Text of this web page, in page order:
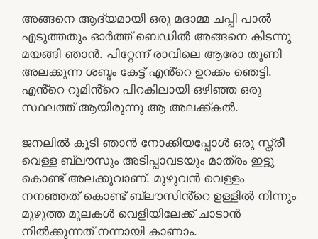
അങ്ങനെ ആദ്യമായി ഒരു മദാമ്മ ചപ്പി പാൽ
എടുത്തതും ഓർത്ത് ബെഡിൽ അങ്ങനെ കിടന്നു
മയങ്ങി ഞാൻ. പിറ്റേന്ന് രാവിലെ ആരോ തുണി
അലക്കുന്ന ശബ്ദം കേട്ട് എൻ്റെ ഉറക്കം ഞെട്ടി.
എൻ്റെ റൂമിൻ്റെ പിറകിലായി ഒഴിഞ്ഞ ഒരു
സ്ഥലത്ത് ആയിരുന്നു ആ അലക്ക്കൽ.
ജനലിൽ കൂടി ഞാൻ നോക്കിയപ്പോൾ ഒരു സ്ത്രീ
വെള്ള ബ്ലൗസും അടിപ്പാവടയും മാത്രം ഇട്ടു
കൊണ്ട് അലക്കുവാണ്. മുഴുവൻ വെള്ളം
നനഞ്ഞത് കൊണ്ട് ബ്ലൗസിൻ്റെ ഉള്ളിൽ നിന്നും
മുഴുത്ത മുലകൾ വെളിയിലേക്ക് ചാടാൻ
നിൽക്കുന്നത് നന്നായി കാണാം.